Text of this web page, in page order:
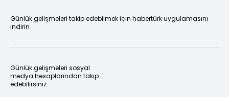
Günlük gelişmeleri takip edebilmek için habertürk uygulamasını
indirin
Günlük gelişmeleri sosyal
medya hesaplarından takip
edebilirsiniz.